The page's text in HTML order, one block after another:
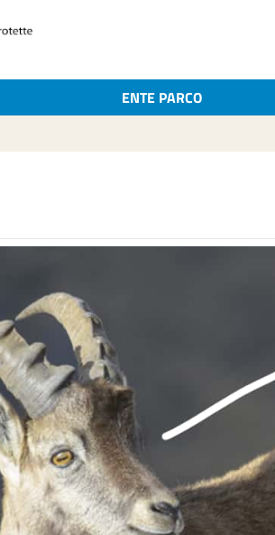
ENTE PARCO